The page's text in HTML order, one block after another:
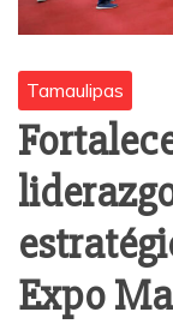
Tamaulipas
Expo